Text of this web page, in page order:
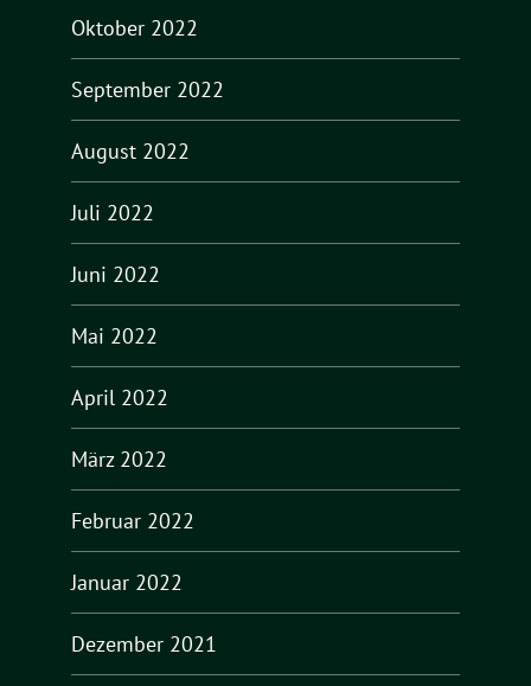
Oktober 2022
September 2022
August 2022
Juli 2022
Juni 2022
Mai 2022
April 2022
März 2022
Februar 2022
Januar 2022
Dezember 2021